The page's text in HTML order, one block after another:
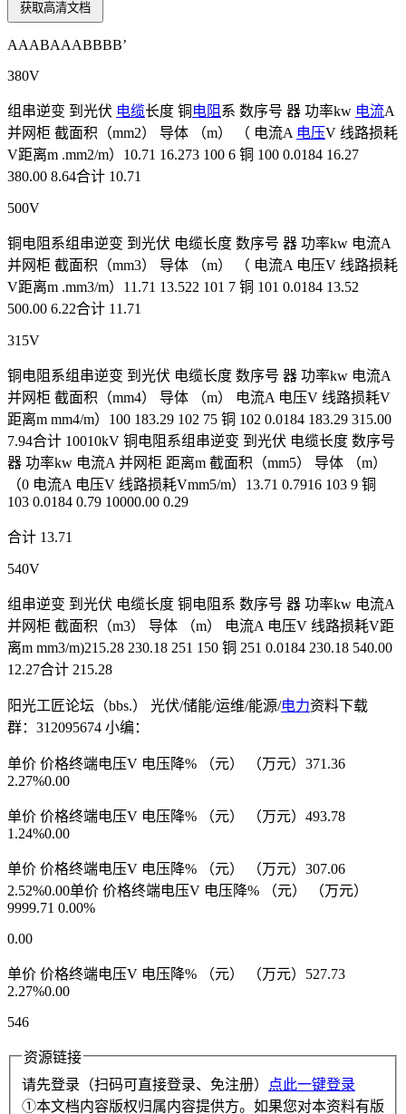
获取高清文档
AAABAAABBBB’
380V
组串逆变 到光伏 电缆长度 铜 电阻 系 数序号 器 功率kw 电流A
并网柜 截面积（mm2） 导体 （m） （ 电流A 电压V 线路损耗
V距离m .mm2/m）10.71 16.273 100 6 铜 100 0.0184 16.27
380.00 8.64合计 10.71
500V
铜电阻系组串逆变 到光伏 电缆长度 数序号 器 功率kw 电流A
并网柜 截面积（mm3） 导体 （m） （ 电流A 电压V 线路损耗
V距离m .mm3/m）11.71 13.522 101 7 铜 101 0.0184 13.52
500.00 6.22合计 11.71
315V
铜电阻系组串逆变 到光伏 电缆长度 数序号 器 功率kw 电流A
并网柜 截面积（mm4） 导体 （m） 电流A 电压V 线路损耗V
距离m mm4/m）100 183.29 102 75 铜 102 0.0184 183.29 315.00
7.94合计 10010kV 铜电阻系组串逆变 到光伏 电缆长度 数序号
器 功率kw 电流A 并网柜 距离m 截面积（mm5） 导体 （m）
（0 电流A 电压V 线路损耗Vmm5/m）13.71 0.7916 103 9 铜
103 0.0184 0.79 10000.00 0.29
合计 13.71
540V
组串逆变 到光伏 电缆长度 铜电阻系 数序号 器 功率kw 电流A
并网柜 截面积（m3） 导体 （m） 电流A 电压V 线路损耗V距
离m mm3/m)215.28 230.18 251 150 铜 251 0.0184 230.18 540.00
12.27合计 215.28
阳光工匠论坛（bbs.） 光伏/储能/运维/能源/电力资料下载
群：312095674 小编：
单价 价格终端电压V 电压降% （元） （万元）371.36
2.27%0.00
单价 价格终端电压V 电压降% （元） （万元）493.78
1.24%0.00
单价 价格终端电压V 电压降% （元） （万元）307.06
2.52%0.00单价 价格终端电压V 电压降% （元） （万元）
9999.71 0.00%
0.00
单价 价格终端电压V 电压降% （元） （万元）527.73
2.27%0.00
546
资源链接
请先登录（扫码可直接登录、免注册）
点此一键登录
①本文档内容版权归属内容提供方。如果您对本资料有版